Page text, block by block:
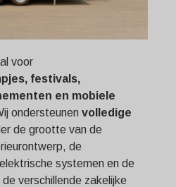
voor
festivals,
en mobiele
ondersteunen volledige
de grootte van de
de
systemen en de
verschillende zakelijke